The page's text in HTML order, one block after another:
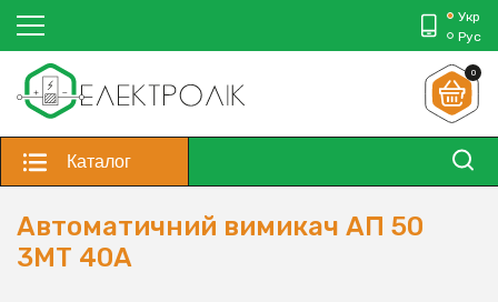
Укр
Рус
0
Каталог
Автоматичний вимикач АП 50
3МТ 40А